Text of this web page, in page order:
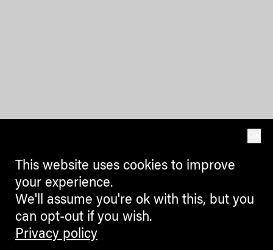
This website uses cookies to improve
your experience.
We'll assume you're ok with this, but you
can opt-out if you wish.
Privacy policy